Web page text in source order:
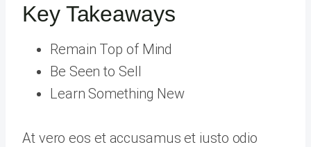
Key Takeaways
Remain Top of Mind
Be Seen to Sell
Learn Something New
At vero eos et accusamus et iusto odio